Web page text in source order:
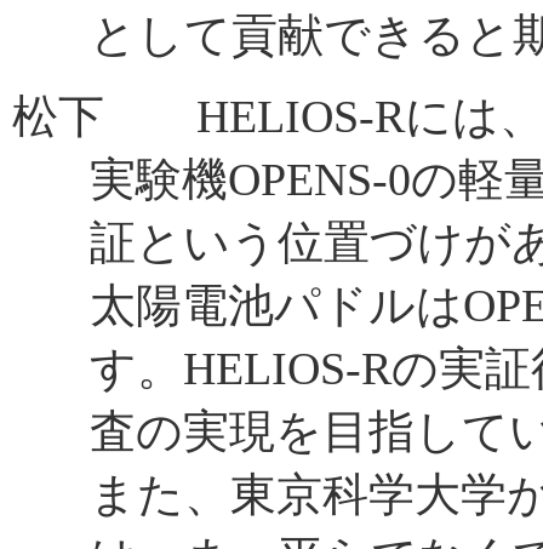
として貢献できると
松下 HELIOS-Rには、
実験機OPENS-0の軽
証という位置づけが
太陽電池パドルは
す。HELIOS-Rの実
査の実現を目指して
また、東京科学大学